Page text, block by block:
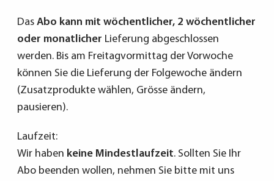
Das Abo kann mit wöchentlicher, 2 wöchentlicher
oder monatlicher Lieferung abgeschlossen
werden. Bis am Freitagvormittag der Vorwoche
können Sie die Lieferung der Folgewoche ändern
(Zusatzprodukte wählen, Grösse ändern,
pausieren).
Laufzeit:
Wir haben keine Mindestlaufzeit. Sollten Sie Ihr
Abo beenden wollen, nehmen Sie bitte mit uns